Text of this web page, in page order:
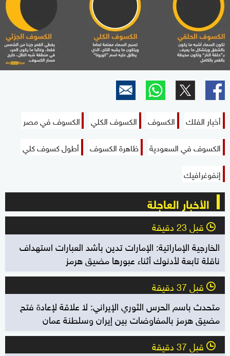
أخبار الفلك الكسوف الكسوف الكلي
الكسوف في مصر
الكسوف في السعودية
ظاهرة الكسوف
أطول كسوف كلي
إنفوغرافيك
الأخبار العاجلة
l قبل 23 دقيقة
الخارجية الإماراتية: الإمارات تدين بأشد العبارات استهداف
ناقلة تابعة لأدنوك أثناء عبورها مضيق هرمز
l قبل 37 دقيقة
متحدث باسم الحرس الثوري الإيراني: لا علاقة لإعادة فتح
مضيق هرمز بالمفاوضات بين إيران وسلطنة عمان
l قبل 37 دقيقة